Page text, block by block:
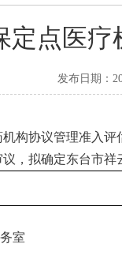
定点医
发布日期：
构协议管理准入
，拟确定东台市
室